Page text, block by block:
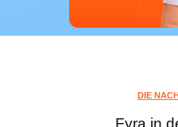
DIE
Fyra in